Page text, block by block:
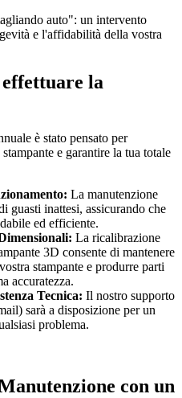
auto": un intervento
e l'affidabilità della vostra
la
è stato pensato per
e garantire la tua totale
La manutenzione
guasti inattesi, assicurando che
ed efficiente.
La ricalibrazione
3D consente di mantenere
stampante e produrre parti
accuratezza.
Tecnica: Il nostro supporto
sarà a disposizione per un
problema.
con un